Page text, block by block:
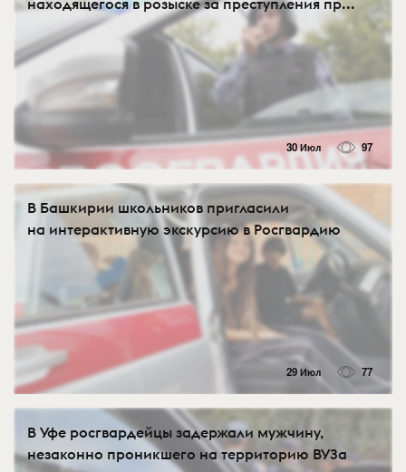
находящегося в розыске за преступления пр...
30 Июл 97
В Башкирии школьников пригласили
на интерактивную экскурсию в Росгвардию
29 Июл 77
В Уфе росгвардейцы задержали мужчину,
незаконно проникшего на территорию ВУЗа